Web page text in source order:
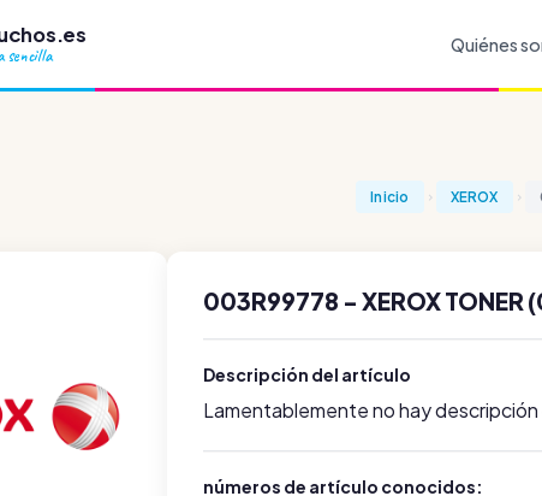
sencilla
Quiénes
Inicio XEROX
003R99778 - XEROX TONER
Descripción del artículo
Lamentablemente no hay
números de artículo conocidos: